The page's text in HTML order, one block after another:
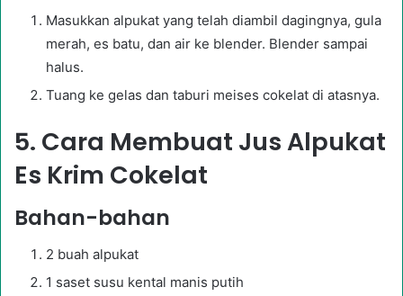
Masukkan alpukat yang telah diambil dagingnya, gula
merah, es batu, dan air ke blender. Blender sampai
halus.
Tuang ke gelas dan taburi meises cokelat di atasnya.
5. Cara Membuat Jus Alpukat
Es Krim Cokelat
Bahan-bahan
2 buah alpukat
1 saset susu kental manis putih